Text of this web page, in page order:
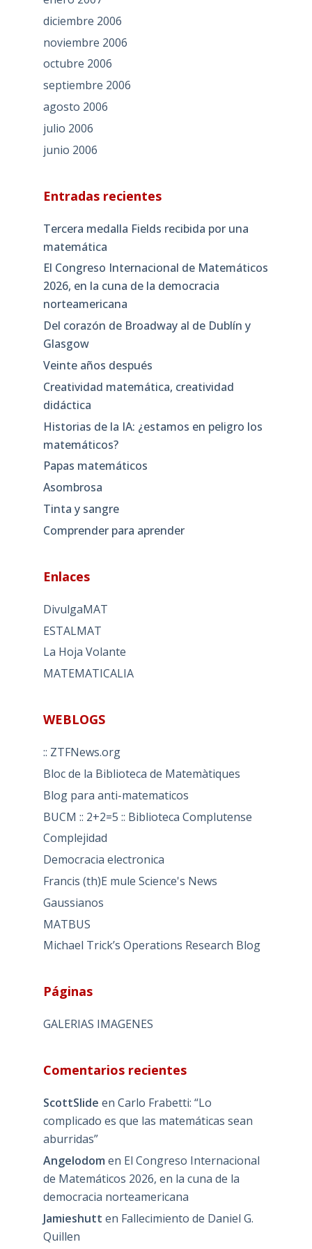
diciembre 2006
noviembre 2006
octubre 2006
septiembre 2006
agosto 2006
julio 2006
junio 2006
Entradas recientes
Tercera medalla Fields recibida por una
matemática
El Congreso Internacional de Matemáticos
2026, en la cuna de la democracia
norteamericana
Del corazón de Broadway al de Dublín y
Glasgow
Veinte años después
Creatividad matemática, creatividad
didáctica
Historias de la IA: ¿estamos en peligro los
matemáticos?
Papas matemáticos
Asombrosa
Tinta y sangre
Comprender para aprender
Enlaces
DivulgaMAT
ESTALMAT
La Hoja Volante
MATEMATICALIA
WEBLOGS
:: ZTFNews.org
Bloc de la Biblioteca de Matemàtiques
Blog para anti-matematicos
BUCM :: 2+2=5 :: Biblioteca Complutense
Complejidad
Democracia electronica
Francis (th)E mule Science's News
Gaussianos
MATBUS
Michael Trick’s Operations Research Blog
Páginas
GALERIAS IMAGENES
Comentarios recientes
ScottSlide en Carlo Frabetti: “Lo
complicado es que las matemáticas sean
aburridas”
Angelodom en El Congreso Internacional
de Matemáticos 2026, en la cuna de la
democracia norteamericana
Jamieshutt en Fallecimiento de Daniel G.
Quillen